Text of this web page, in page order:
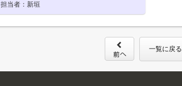
担当者：新垣
一覧に戻る